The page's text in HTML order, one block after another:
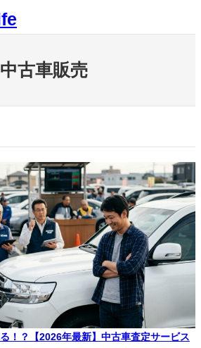
中古車販売
！？【2026年最新】中古車査定サービス